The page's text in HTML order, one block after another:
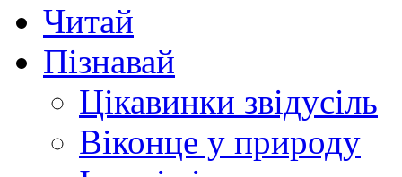
Читай
Пізнавай
Цікавинки звідусіль
Віконце у природу